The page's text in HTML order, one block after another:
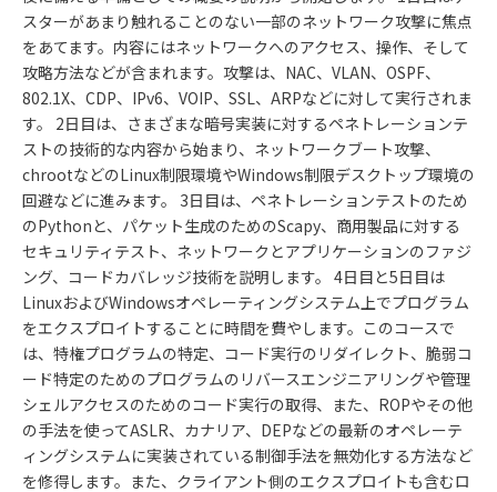
スターがあまり触れることのない一部のネットワーク攻撃に焦点
をあてます。内容にはネットワークへのアクセス、操作、そして
攻略方法などが含まれます。攻撃は、NAC、VLAN、OSPF、
802.1X、CDP、IPv6、VOIP、SSL、ARPなどに対して実行されま
す。 2日目は、さまざまな暗号実装に対するペネトレーションテ
ストの技術的な内容から始まり、ネットワークブート攻撃、
chrootなどのLinux制限環境やWindows制限デスクトップ環境の
回避などに進みます。 3日目は、ペネトレーションテストのため
のPythonと、パケット生成のためのScapy、商用製品に対する
セキュリティテスト、ネットワークとアプリケーションのファジ
ング、コードカバレッジ技術を説明します。 4日目と5日目は
LinuxおよびWindowsオペレーティングシステム上でプログラム
をエクスプロイトすることに時間を費やします。このコースで
は、特権プログラムの特定、コード実行のリダイレクト、脆弱コ
ード特定のためのプログラムのリバースエンジニアリングや管理
シェルアクセスのためのコード実行の取得、また、ROPやその他
の手法を使ってASLR、カナリア、DEPなどの最新のオペレーテ
ィングシステムに実装されている制御手法を無効化する方法など
を修得します。また、クライアント側のエクスプロイトも含むロ